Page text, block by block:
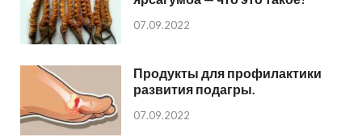
07.09.2022
Продукты для профилактики
развития подагры.
07.09.2022